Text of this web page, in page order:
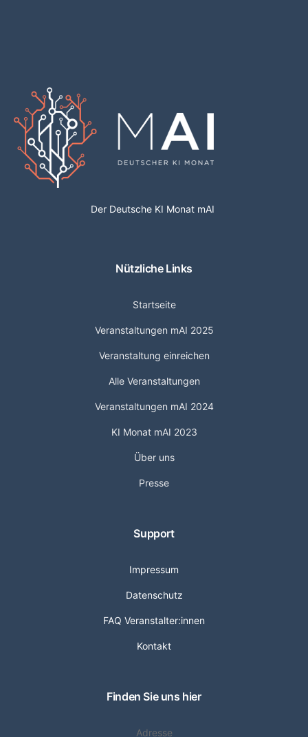
Der Deutsche KI Monat mAI
Nützliche Links
Startseite
Veranstaltungen mAI 2025
Veranstaltung einreichen
Alle Veranstaltungen
Veranstaltungen mAI 2024
KI Monat mAI 2023
Über uns
Presse
Support
Impressum
Datenschutz
FAQ Veranstalter:innen
Kontakt
Finden Sie uns hier
Adresse